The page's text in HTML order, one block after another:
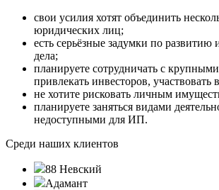
свои усилия хотят объединить
юридических лиц;
есть серьёзные задумки по
дела;
планируете сотрудничать с
привлекать инвесторов, участвовать
не хотите рисковать личным
планируете заняться видами
недоступными для ИП.
Среди наших клиентов
88 Невский
Адамант